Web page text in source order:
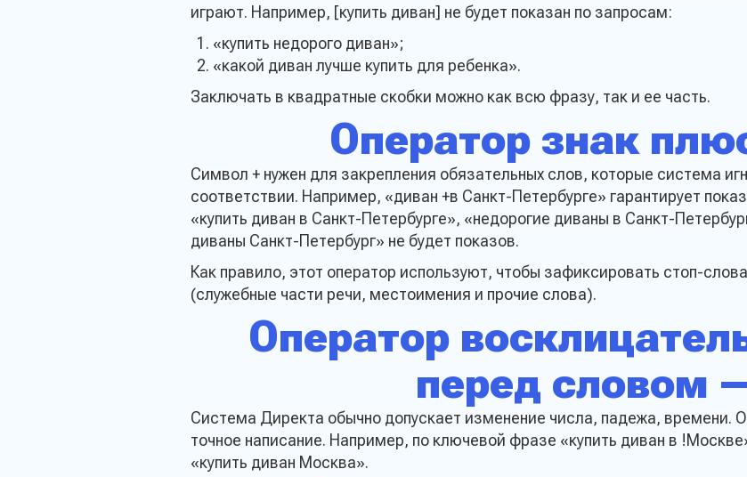
играют. Например, [купить диван] не будет показан по запросам:
«купить недорого диван»;
«какой диван лучше купить для ребенка».
Заключать в квадратные скобки можно как всю фразу, так и ее часть.
Оператор знак
Символ + нужен для закрепления обязательных слов, которые система
соответствии. Например, «диван +в Санкт-Петербурге» гарантирует
«купить диван в Санкт-Петербурге», «недорогие диваны в Санкт-
диваны Санкт-Петербург» не будет показов.
Как правило, этот оператор используют, чтобы зафиксировать стоп-
(служебные части речи, местоимения и прочие слова).
Оператор
перед словом
Система Директа обычно допускает изменение числа, падежа, времени.
точное написание. Например, по ключевой фразе «купить диван в
«купить диван Москва».
Имя* Ваше сообщение
Email*
Телефон*
Даю согласие на обработку моих персональных
данных и ознакомлен с Политикой
конфеденциальности сайта